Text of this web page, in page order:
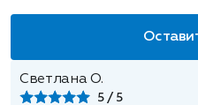
Светлана О.
5